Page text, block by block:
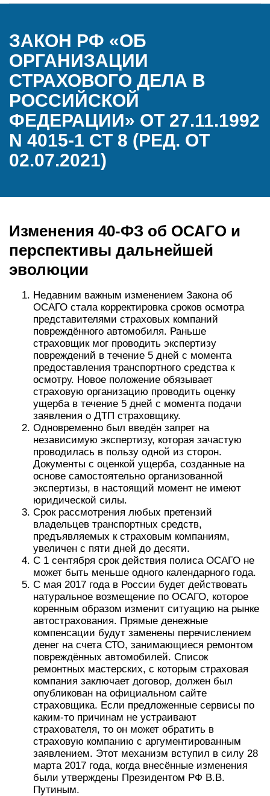
ЗАКОН РФ «ОБ
ОРГАНИЗАЦИИ
СТРАХОВОГО ДЕЛА В
РОССИЙСКОЙ
ФЕДЕРАЦИИ» ОТ 27.11.1992
N 4015-1 СТ 8 (РЕД. ОТ
02.07.2021)
Изменения 40-ФЗ об ОСАГО и
перспективы дальнейшей
эволюции
Недавним важным изменением Закона об
ОСАГО стала корректировка сроков осмотра
представителями страховых компаний
повреждённого автомобиля. Раньше
страховщик мог проводить экспертизу
повреждений в течение 5 дней с момента
предоставления транспортного средства к
осмотру. Новое положение обязывает
страховую организацию проводить оценку
ущерба в течение 5 дней с момента подачи
заявления о ДТП страховщику.
Одновременно был введён запрет на
независимую экспертизу, которая зачастую
проводилась в пользу одной из сторон.
Документы с оценкой ущерба, созданные на
основе самостоятельно организованной
экспертизы, в настоящий момент не имеют
юридической силы.
Срок рассмотрения любых претензий
владельцев транспортных средств,
предъявляемых к страховым компаниям,
увеличен с пяти дней до десяти.
С 1 сентября срок действия полиса ОСАГО не
может быть меньше одного календарного года.
С мая 2017 года в России будет действовать
натуральное возмещение по ОСАГО, которое
коренным образом изменит ситуацию на рынке
автострахования. Прямые денежные
компенсации будут заменены перечислением
денег на счета СТО, занимающиеся ремонтом
повреждённых автомобилей. Список
ремонтных мастерских, с которым страховая
компания заключает договор, должен был
опубликован на официальном сайте
страховщика. Если предложенные сервисы по
каким-то причинам не устраивают
страхователя, то он может обратить в
страховую компанию с аргументированным
заявлением. Этот механизм вступил в силу 28
марта 2017 года, когда внесённые изменения
были утверждены Президентом РФ В.В.
Путиным.